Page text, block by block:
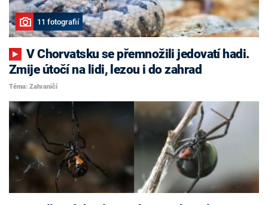
11 fotografií
V Chorvatsku se přemnožili jedovatí hadi.
Zmije útočí na lidi, lezou i do zahrad
Téma: Zahraničí